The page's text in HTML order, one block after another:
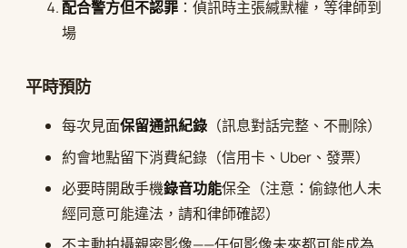
配合警方但不認罪 ：偵訊時主張緘默權，等律師到
場
平時預防
每次見面保留通訊紀錄 （訊息對話完整、不刪除）
約會地點留下消費紀錄（信用卡、Uber、發票）
必要時開啟手機錄音功能保全（注意：偷錄他人未
經同意可能違法，請和律師確認）